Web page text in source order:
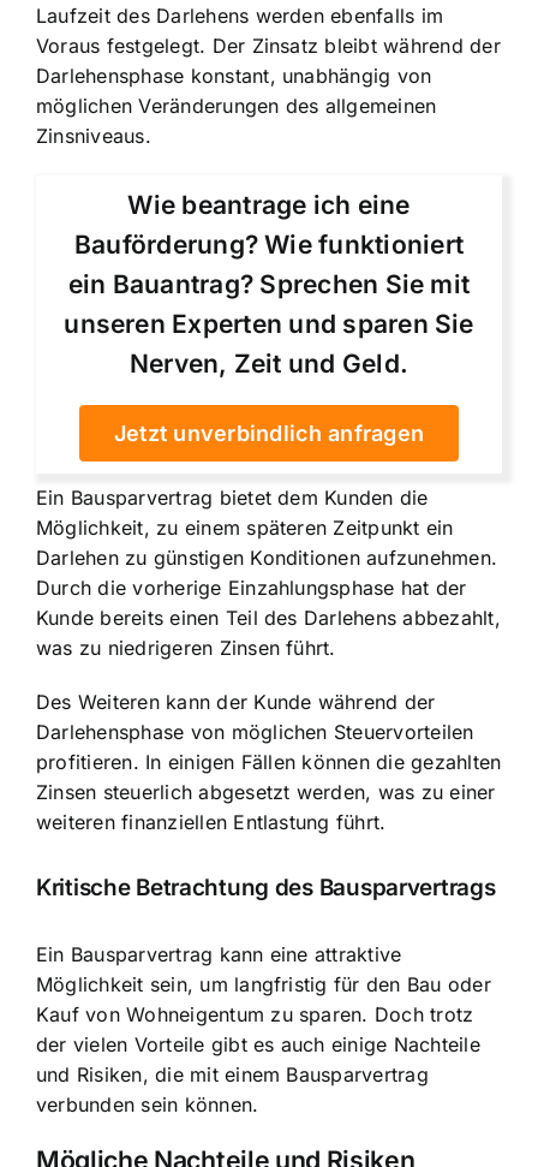
Laufzeit des Darlehens werden ebenfalls im
Voraus festgelegt. Der Zinsatz bleibt während der
Darlehensphase konstant, unabhängig von
möglichen Veränderungen des allgemeinen
Zinsniveaus.
Wie beantrage ich eine
Bauförderung? Wie funktioniert
ein Bauantrag? Sprechen Sie mit
unseren Experten und sparen Sie
Nerven, Zeit und Geld.
Jetzt unverbindlich anfragen
Ein Bausparvertrag bietet dem Kunden die
Möglichkeit, zu einem späteren Zeitpunkt ein
Darlehen zu günstigen Konditionen aufzunehmen.
Durch die vorherige Einzahlungsphase hat der
Kunde bereits einen Teil des Darlehens abbezahlt,
was zu niedrigeren Zinsen führt.
Des Weiteren kann der Kunde während der
Darlehensphase von möglichen Steuervorteilen
profitieren. In einigen Fällen können die gezahlten
Zinsen steuerlich abgesetzt werden, was zu einer
weiteren finanziellen Entlastung führt.
Kritische Betrachtung des Bausparvertrags
Ein Bausparvertrag kann eine attraktive
Möglichkeit sein, um langfristig für den Bau oder
Kauf von Wohneigentum zu sparen. Doch trotz
der vielen Vorteile gibt es auch einige Nachteile
und Risiken, die mit einem Bausparvertrag
verbunden sein können.
Mögliche Nachteile und Risiken